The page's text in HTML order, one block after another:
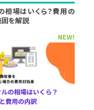
相場はいくら？費用の
を解説
NEW!